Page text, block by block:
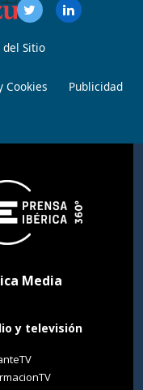
del Sitio
Cookies Publicidad
Media
y televisión